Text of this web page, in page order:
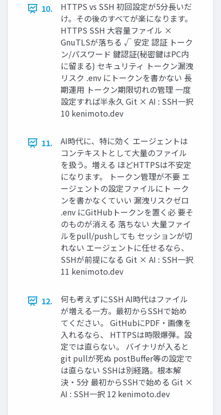
10.
HTTPS vs SSH 初回設定が5分長いだ
け。その後のすべてが楽になります。
HTTPS SSH 大容量ファイル ×
GnuTLSが落ちる √ 安定 認証 トーク
ン/パスワード 鍵認証(秘密鍵はPC内
に留まる) セキュリティ トークン漏洩
リスク .env にトークンを書かない 長
期運用 トークン期限切れの管理 一度
設定すれば半永久 Git × AI : SSH一択
10 kenimoto.dev
11.
AI時代に、特に効く エージェントは
コンテキストとして大量のファイル
を扱う。増える ほどHTTPSは不安定
になります。 トークン管理が不要 エ
ージェントの設定ファイルにト ーク
ンを書かなくていい 漏洩リスクゼロ
.env にGitHubトークンを置く必 要そ
のものが消える 落ちない 大量ファイ
ルをpull/pushしても セッションが切
れない エージェントに任せるなら、
SSHが前提になる Git × AI : SSH一択
11 kenimoto.dev
12.
何も考えずにSSH AI時代はファイル
が増える一方。最初からSSHで始め
てください。 GitHubにPDF・画像を
入れるなら、 HTTPSは時限爆弾。設
定では直らない。 バイナリが入ると
git pullが死ぬ postBuffer等の設定で
は直らない SSHは別経路。根本解
決・5分 最初からSSHで始める Git ×
AI : SSH一択 12 kenimoto.dev